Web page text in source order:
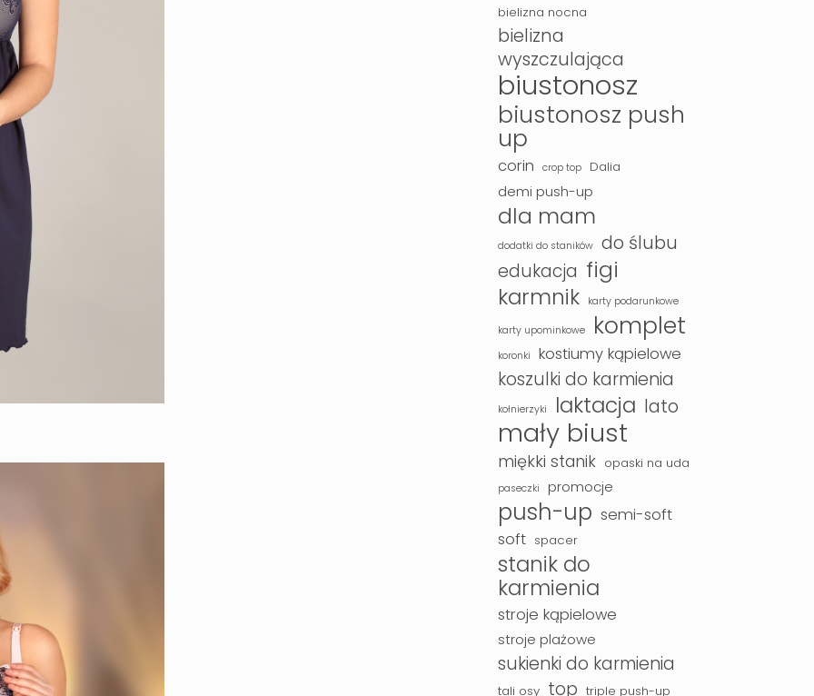
bielizna nocna
bielizna
wyszczulająca
biustonosz
biustonosz push
up
corin crop top Dalia
demi push-up
dla mam
dodatki do staników
do ślubu
edukacja figi
karmnik karty podarunkowe
karty upominkowe komplet
koronki kostiumy kąpielowe
koszulki do karmienia
kołnierzyki laktacja lato
mały biust
miękki stanik opaski na uda
paseczki promocje
push-up semi-soft
soft spacer
stanik do
karmienia
stroje kąpielowe
stroje plażowe
sukienki do karmienia
tali osy top triple push-up